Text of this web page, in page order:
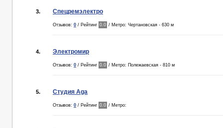
3. Спецремэлектро
Отзывов: 0 / Рейтинг 0.0 / Метро: Чертановская - 630 м
4. Электромир
Отзывов: 0 / Рейтинг 0.0 / Метро: Полежаевская - 810 м
5. Студия Aga
Отзывов: 0 / Рейтинг 0.0 / Метро: